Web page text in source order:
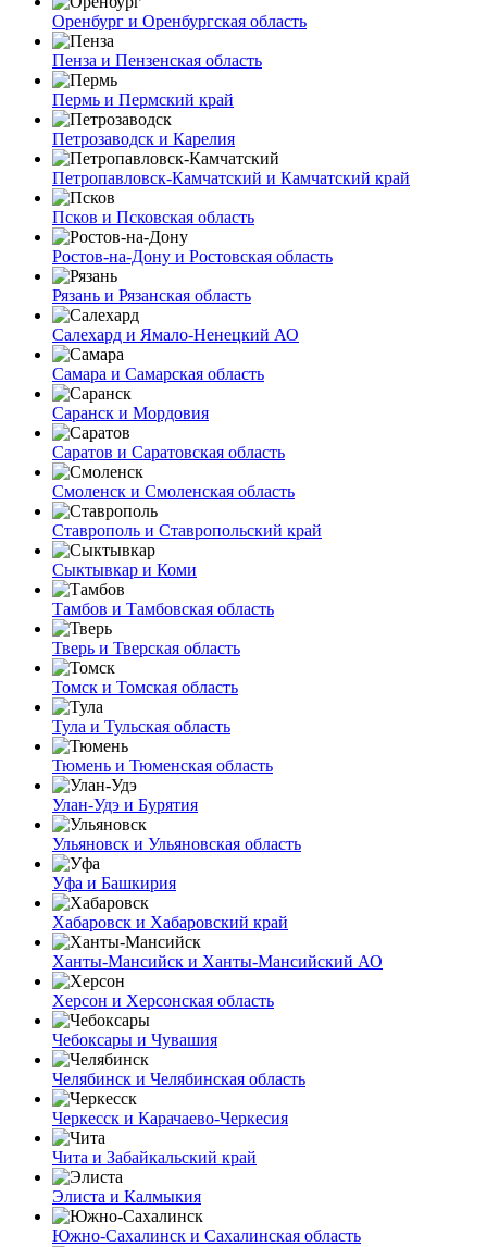
Оренбург и Оренбургская область
Пенза и Пензенская область
Пермь и Пермский край
Петрозаводск и Карелия
Петропавловск-Камчатский и Камчатский край
Псков и Псковская область
Ростов-на-Дону и Ростовская область
Рязань и Рязанская область
Салехард и Ямало-Ненецкий АО
Самара и Самарская область
Саранск и Мордовия
Саратов и Саратовская область
Смоленск и Смоленская область
Ставрополь и Ставропольский край
Сыктывкар и Коми
Тамбов и Тамбовская область
Тверь и Тверская область
Томск и Томская область
Тула и Тульская область
Тюмень и Тюменская область
Улан-Удэ и Бурятия
Ульяновск и Ульяновская область
Уфа и Башкирия
Хабаровск и Хабаровский край
Ханты-Мансийск и Ханты-Мансийский АО
Херсон и Херсонская область
Чебоксары и Чувашия
Челябинск и Челябинская область
Черкесск и Карачаево-Черкесия
Чита и Забайкальский край
Элиста и Калмыкия
Южно-Сахалинск и Сахалинская область